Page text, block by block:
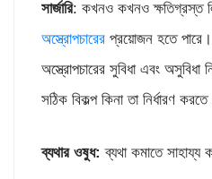
সার্জারি: কখনও কখনও ক্ষতিগ্রস্ত
অস্ত্রোপচারের প্রয়োজন হতে
অস্ত্রোপচারের সুবিধা এবং
সঠিক বিকল্প কিনা তা নির্ধারণ
ব্যথার ওষুধ: ব্যথা কমাতে সাহায্য